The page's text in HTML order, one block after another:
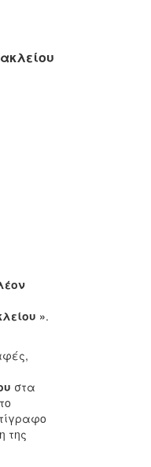
».
στα
της